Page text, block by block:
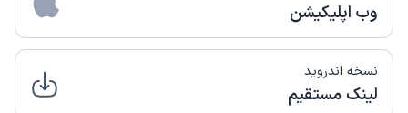
وب اپلیکیشن
نسخه اندروید
لینک مستقیم